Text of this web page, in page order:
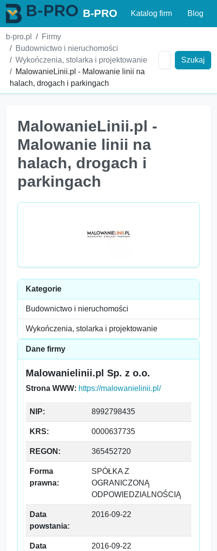
B-PRO Katalog firm Blog
b-pro.pl
Firmy
Budownictwo i nieruchomości
Wykończenia, stolarka i projektowanie
MalowanieLinii.pl - Malowanie linii na
halach, drogach i parkingach
Szukaj
MalowanieLinii.pl -
Malowanie linii na
halach, drogach i
parkingach
Kategorie
Budownictwo i nieruchomości
Wykończenia, stolarka i projektowanie
Dane firmy
Malowanielinii.pl Sp. z o.o.
Strona WWW: https://malowanielinii.pl/
NIP: 8992798435
KRS: 0000637735
REGON: 365452720
Forma
prawna:
SPÓŁKA Z
OGRANICZONĄ
ODPOWIEDZIALNOŚCIĄ
Data
powstania:
2016-09-22
Data
2016-09-22